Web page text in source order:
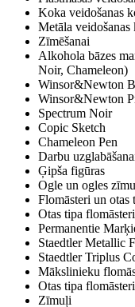
Koka veidošanas
Metāla
Zīmēšanai
Alkohola bāzes
Noir, Chameleon)
Winsor&Newton
Winsor&Newton
Spectrum Noir
Copic Sketch
Chameleon Pen
Darbu
Ģipša figūras
Ogle un ogles
Flomāsteri un otas
Otas tipa
Permanentie
Staedtler Metallic
Staedtler Triplus
Mākslinieku
Otas tipa flomāsteri
Zīmuļi